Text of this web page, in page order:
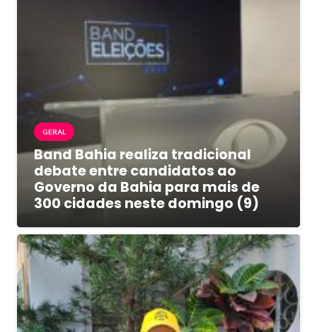
GERAL
Band Bahia realiza tradicional
debate entre candidatos ao
Governo da Bahia para mais de
300 cidades neste domingo (9)